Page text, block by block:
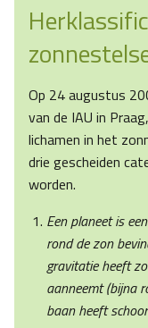
Op 24 augustus
van de IAU in
lichamen in het
drie gescheiden
worden.
Een planeet is
rond de zon
gravitatie heeft
aanneemt (bijna
baan heeft